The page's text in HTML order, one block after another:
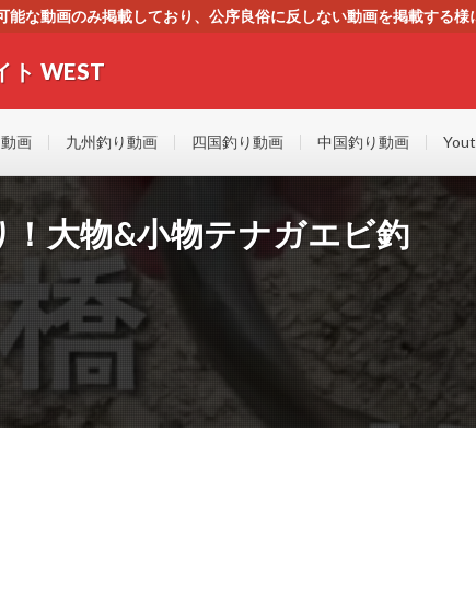
な動画のみ掲載しており、公序良俗に反しない動画を掲載する
ト WEST
画 九州釣り動画 四国釣り動画 中国釣り動画
大物&小物テナガエビ釣